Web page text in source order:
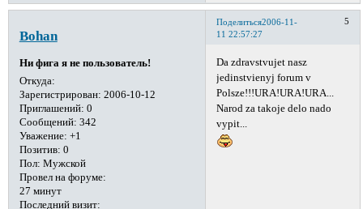
Поделиться 5
2006-11-
11 22:57:27
Bohan
Ни фига я не пользователь!
Откуда:
Зарегистрирован: 2006-10-12
Приглашений: 0
Сообщений: 342
Уважение: +1
Позитив: 0
Пол: Мужской
Провел на форуме:
27 минут
Последний визит:
Da zdravstvujet nasz
jedinstvienyj forum v
Polsze!!!URA!URA!URA...
Narod za takoje delo nado
vypit...